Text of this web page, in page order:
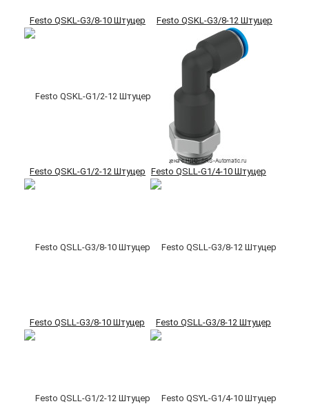
Festo QSKL-G3/8-10 Штуцер Festo QSKL-G3/8-12 Штуцер
Festo QSKL-G1/2-12 Штуцер Festo QSLL-G1/4-10 Штуцер
Festo QSLL-G3/8-10 Штуцер Festo QSLL-G3/8-12 Штуцер